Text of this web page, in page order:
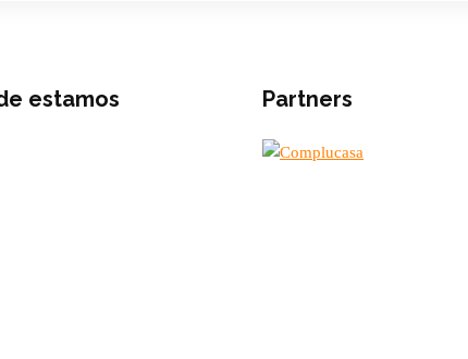
estamos Partners